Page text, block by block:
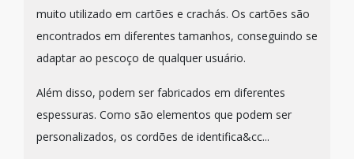
muito utilizado em cartões e crachás. Os cartões são
encontrados em diferentes tamanhos, conseguindo se
adaptar ao pescoço de qualquer usuário.
Além disso, podem ser fabricados em diferentes
espessuras. Como são elementos que podem ser
personalizados, os cordões de identifica&cc...